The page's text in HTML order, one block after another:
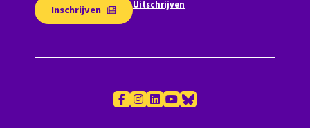
Inschrijven Uitschrijven